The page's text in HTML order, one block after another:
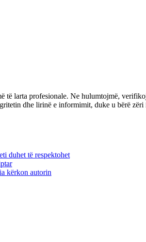
të larta profesionale. Ne hulumtojmë,
dhe lirinë e informimit, duke u bërë
duhet të respektohet
kërkon autorin